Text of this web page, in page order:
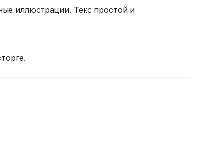
иллюстрации. Текс простой и